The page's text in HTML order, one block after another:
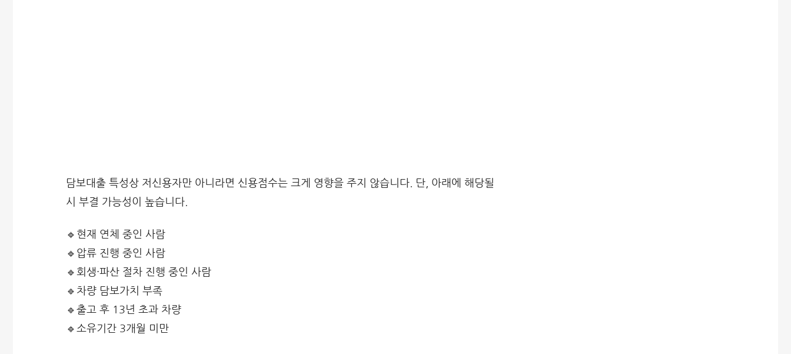
담보대출 특성상 저신용자만 아니라면 신용점수는 크게 영향을 주지 않습니다. 단, 아래에 해당될
시 부결 가능성이 높습니다.
🔹현재 연체 중인 사람
🔹압류 진행 중인 사람
🔹회생·파산 절차 진행 중인 사람
🔹차량 담보가치 부족
🔹출고 후 13년 초과 차량
🔹소유기간 3개월 미만